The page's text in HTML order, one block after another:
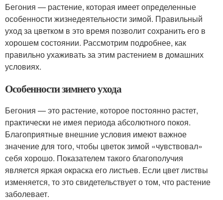
Бегония — растение, которая имеет определенные
особенности жизнедеятельности зимой. Правильный
уход за цветком в это время позволит сохранить его в
хорошем состоянии. Рассмотрим подробнее, как
правильно ухаживать за этим растением в домашних
условиях.
Особенности зимнего ухода
Бегония — это растение, которое постоянно растет,
практически не имея периода абсолютного покоя.
Благоприятные внешние условия имеют важное
значение для того, чтобы цветок зимой «чувствовал»
себя хорошо. Показателем такого благополучия
является яркая окраска его листьев. Если цвет листвы
изменяется, то это свидетельствует о том, что растение
заболевает.